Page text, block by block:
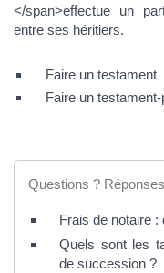
</span>effectue un
entre ses héritiers.
Faire un testament
Faire un
Questions ?
Frais de notaire :
Quels sont les
de succession ?